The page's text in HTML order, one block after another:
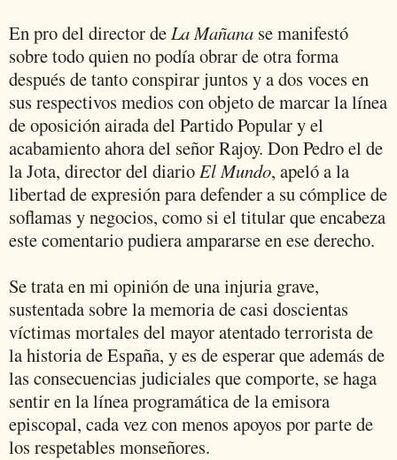
En pro del director deLa Mañana se manifestó
sobre todo quien no podía obrar de otra forma
después de tanto conspirar juntos y a dos voces en
sus respectivos medios con objeto de marcar la línea
de oposición airada del Partido Popular y el
acabamiento ahora del señor Rajoy. Don Pedro el de
la Jota, director del diarioEl Mundo, apeló a la
libertad de expresión para defender a su cómplice de
soflamas y negocios, como si el titular que encabeza
este comentario pudiera ampararse en ese derecho.
Se trata en mi opinión de una injuria grave,
sustentada sobre la memoria de casi doscientas
víctimas mortales del mayor atentado terrorista de
la historia de España, y es de esperar que además de
las consecuencias judiciales que comporte, se haga
sentir en la línea programática de la emisora
episcopal, cada vez con menos apoyos por parte de
los respetables monseñores.